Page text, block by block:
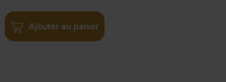
Ajouter au panier